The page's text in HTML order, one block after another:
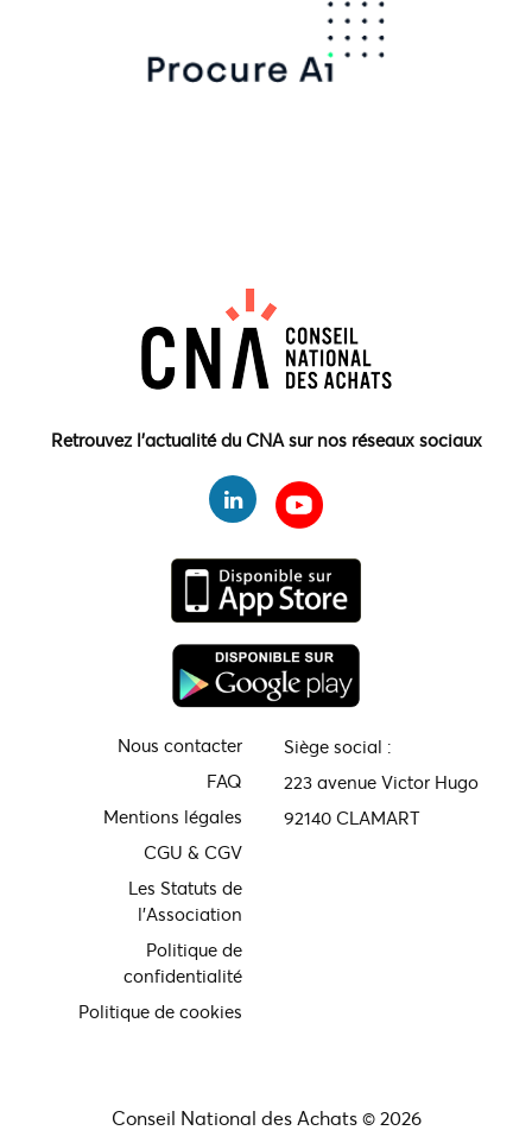
Retrouvez l'actualité du CNA sur nos réseaux sociaux
Nous contacter
FAQ
Mentions légales
CGU & CGV
Les Statuts de
l'Association
Politique de
confidentialité
Politique de cookies
Siège social :
223 avenue Victor Hugo
92140 CLAMART
Conseil National des Achats © 2026